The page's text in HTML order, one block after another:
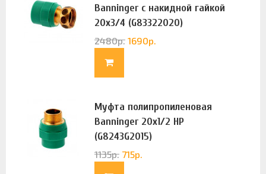
Banninger с накидной гайкой
20х3/4 (G83322020)
2480р. 1690р.
Муфта полипропиленовая
Banninger 20х1/2 НР
(G8243G2015)
1135р. 715р.